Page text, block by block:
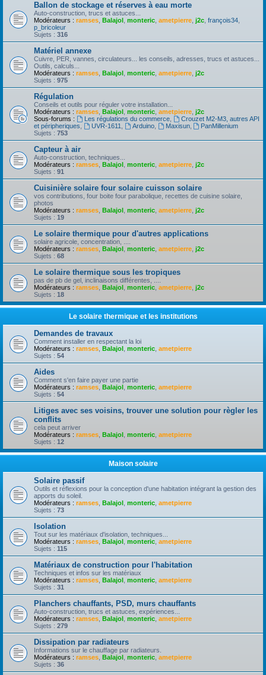
Ballon de stockage et réserves à eau morte
Auto-construction, trucs et astuces...
Modérateurs : ramses Balajol monteric ametpierre j2c françois34
p_bricoleur
Sujets : 316
Matériel annexe
Cuivre, PER, vannes, circulateurs... les conseils, adresses, trucs et astuces...
Outils, calculs...
Modérateurs : ramses Balajol monteric ametpierre j2c
Sujets : 975
Régulation
Conseils et outils pour réguler votre installation...
Modérateurs : ramses Balajol monteric ametpierre j2c
Sous-forums :
Les régulations du commerce,
Crouzet M2-M3, autres API
et péripheriques
UVR-1611 Arduino, Maxisun,
PanMillenium
Sujets : 753
Capteur à air
Auto-construction, techniques...
Modérateurs : ramses Balajol monteric ametpierre j2c
Sujets : 91
Cuisinière solaire four solaire cuisson solaire
vos contributions, four boite four parabolique, recettes de cuisine solaire,
photos
Modérateurs : ramses Balajol monteric ametpierre j2c
Sujets : 19
Le solaire thermique pour d'autres applications
solaire agricole, concentration, ....
Modérateurs : ramses Balajol monteric ametpierre j2c
Sujets : 68
Le solaire thermique sous les tropiques
pas de pb de gel, inclinaisons différentes, ....
Modérateurs : ramses Balajol monteric ametpierre j2c
Sujets : 18
Le solaire thermique et les institutions
Demandes de travaux
Comment installer en respectant la loi
Modérateurs : ramses Balajol monteric ametpierre
Sujets : 54
Aides
Comment s'en faire payer une partie
Modérateurs : ramses Balajol monteric ametpierre
Sujets : 54
Litiges avec ses voisins, trouver une solution pour règler les
conflits
cela peut arriver
Modérateurs : ramses Balajol monteric ametpierre
Sujets : 12
Maison solaire
Solaire passif
Outils et réflexions pour la conception d'une habitation intégrant la gestion des
apports du soleil.
Modérateurs : ramses Balajol monteric ametpierre
Sujets : 73
Isolation
Tout sur les matériaux d'isolation, techniques...
Modérateurs : ramses Balajol monteric ametpierre
Sujets : 115
Matériaux de construction pour l'habitation
Techniques et infos sur les matériaux
Modérateurs : ramses Balajol monteric ametpierre
Sujets : 31
Planchers chauffants, PSD, murs chauffants
Auto-construction, trucs et astuces, expériences...
Modérateurs : ramses Balajol monteric ametpierre
Sujets : 279
Dissipation par radiateurs
Informations sur le chauffage par radiateurs.
Modérateurs : ramses Balajol monteric ametpierre
Sujets : 36